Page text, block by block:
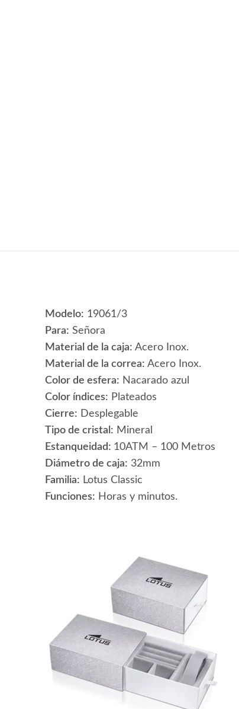
Modelo: 19061/3
Para: Señora
Material de la caja: Acero Inox.
Material de la correa: Acero Inox.
Color de esfera: Nacarado azul
Color índices: Plateados
Cierre: Desplegable
Tipo de cristal: Mineral
Estanqueidad: 10ATM – 100 Metros
Diámetro de caja: 32mm
Familia: Lotus Classic
Funciones: Horas y minutos.